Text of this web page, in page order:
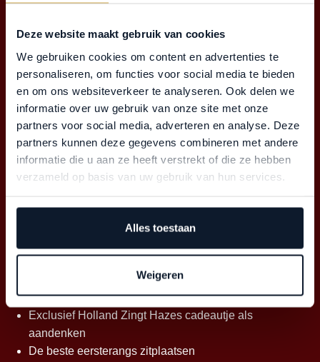
Deze website maakt gebruik van cookies
We gebruiken cookies om content en advertenties te
personaliseren, om functies voor social media te bieden
en om ons websiteverkeer te analyseren. Ook delen we
informatie over uw gebruik van onze site met onze
partners voor social media, adverteren en analyse. Deze
partners kunnen deze gegevens combineren met andere
informatie die u aan ze heeft verstrekt of die ze hebben
verzameld op basis van uw gebruik van hun services.
Alles toestaan
Weigeren
‘DROOMLAND’ DINER ARRANGEMENT
Een 3 gangen diner inclusief dranken*, 2,5 uur voor
Naborrel in Speciale VIP BackStage Bar* met warme
en koude borrelsnacks
Exclusief Holland Zingt Hazes cadeautje als
aandenken
De beste eersterangs zitplaatsen